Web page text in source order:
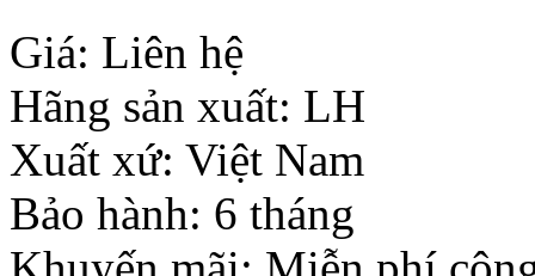
Giá: Liên hệ
Hãng sản xuất: LH
Xuất xứ: Việt Nam
Bảo hành: 6 tháng